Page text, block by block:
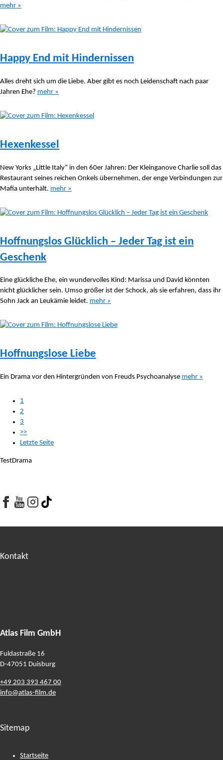
mehr »
Happy End mit Hindernissen
Alles dreht sich um die Liebe. Aber gibt es noch Leidenschaft nach paar
Jahren Ehe? mehr »
Hexenkessel
New Yorks „Little Italy“ in den 60er Jahren: Der Kleinganove Charlie soll das
Restaurant seines reichen Onkels übernehmen, der enge Verbindungen zur
Mafia unterhält. mehr »
Hoffnungslos Glücklich – Jeder Tag ist ein
Geschenk
Eine glückliche Ehe, ein wundervolles Kind: Marissa und David könnten
nicht glücklicher sein. Umso größer ist der Schock, als sie erfahren, dass ihr
Sohn Jack an Leukämie leidet. mehr »
Hoffnungslose Liebe
Ein Drama vor den Hintergründen von Freuds Psychoanalyse mehr »
1
2
3
>>
Letzte Seite
TestDrama
Facebook
Youtube
Youtube
Kontakt
Atlas Film GmbH
Fuldastraße 16
D-47051 Duisburg
+49 203 393 467 00
info@atlas-film.de
Sitemap
Startseite